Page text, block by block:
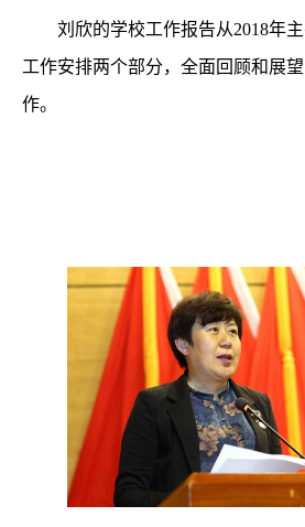
刘欣的学校工作报告从2018年
工作安排两个部分，全面回顾和展
作。